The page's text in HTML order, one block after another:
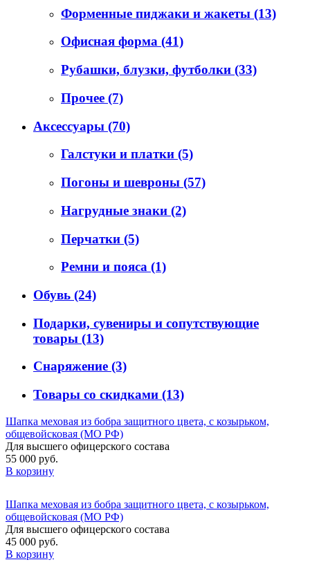
Форменные пиджаки и жакеты (13)
Офисная форма (41)
Рубашки, блузки, футболки (33)
Прочее (7)
Аксессуары (70)
Галстуки и платки (5)
Погоны и шевроны (57)
Нагрудные знаки (2)
Перчатки (5)
Ремни и пояса (1)
Обувь (24)
Подарки, сувениры и сопутствующие
товары (13)
Снаряжение (3)
Товары со скидками (13)
Шапка меховая из бобра защитного цвета, с козырьком,
общевойсковая (МО РФ)
Для высшего офицерского состава
55 000 руб.
В корзину
Шапка меховая из бобра защитного цвета, с козырьком,
общевойсковая (МО РФ)
Для высшего офицерского состава
45 000 руб.
В корзину